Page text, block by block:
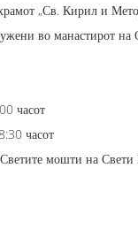
„Св. Кирил и
во манастирот на
часот
часот
мошти на Свети